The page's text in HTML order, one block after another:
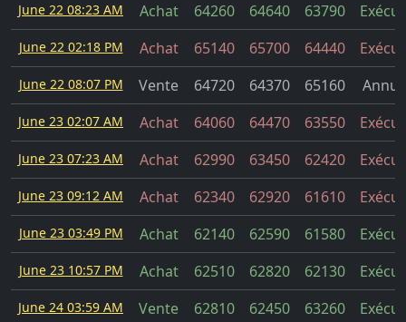
June 22 08:23 AM Achat 64260 64640 63790
June 22 02:18 PM Achat 65140 65700 64440
June 22 08:07 PM Vente 64720 64370 65160
June 23 02:07 AM Achat 64060 64470 63550
June 23 07:23 AM Achat 62990 63450 62420
June 23 09:12 AM Achat 62340 62920 61610
June 23 03:49 PM Achat 62140 62590 61580
June 23 10:57 PM Achat 62510 62820 62130
June 24 03:59 AM Vente 62810 62450 63260